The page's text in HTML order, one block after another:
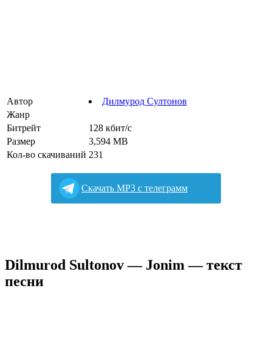
Автор
Дилмурод Султонов
Жанр
Битрейт
128 кбит/с
Размер
3,594 MB
Кол-во скачиваний 231
Cкачать MP3 с телеграмм
Dilmurod Sultonov — Jonim — текст
песни